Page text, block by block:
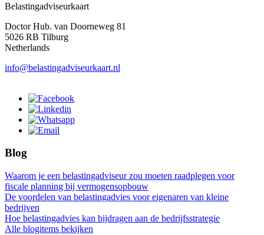
Belastingadviseurkaart
Doctor Hub. van Doorneweg 81
5026 RB Tilburg
Netherlands
info@belastingadviseurkaart.nl
Blog
Waarom je een belastingadviseur zou moeten raadplegen voor
fiscale planning bij vermogensopbouw
De voordelen van belastingadvies voor eigenaren van kleine
bedrijven
Hoe belastingadvies kan bijdragen aan de bedrijfsstrategie
Alle blogitems bekijken